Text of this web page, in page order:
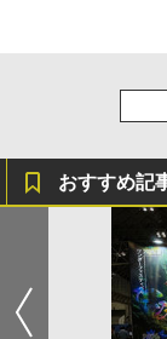
おすすめ記